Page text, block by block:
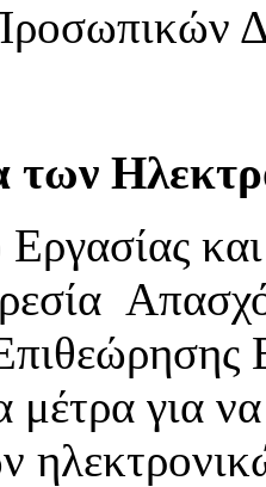
των
Εργασίας
μέτρα για